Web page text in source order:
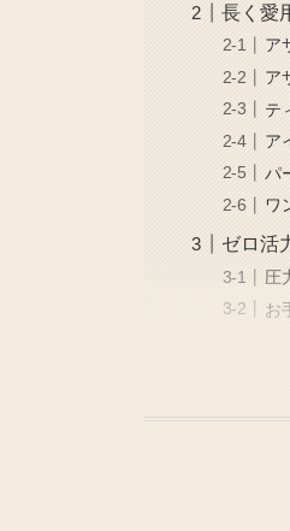
長く愛
ア
ア
テ
ア
パ
ワ
ゼロ活
圧
お